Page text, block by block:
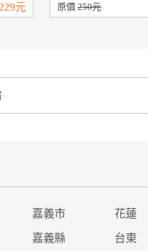
元 原價250元
嘉義市 花蓮
嘉義縣 台東